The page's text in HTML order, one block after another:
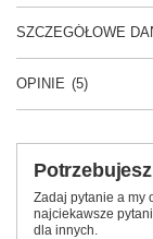
SZCZEGÓŁOWE
OPINIE (5)
Zadaj pytanie a my
najciekawsze
dla innych.